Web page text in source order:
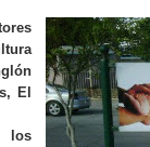
El
los